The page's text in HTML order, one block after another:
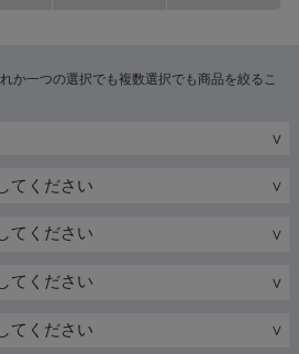
か一つの選択でも複数選択でも商品を絞るこ